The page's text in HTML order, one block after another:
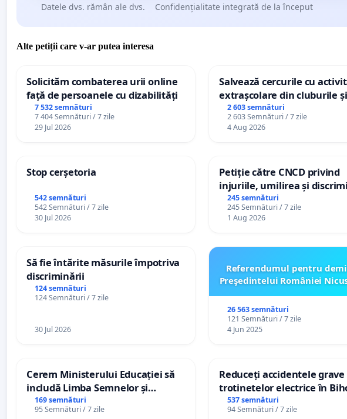
Datele dvs. rămân ale dvs. Confidențialitate integrată de la început
Alte petiții care v-ar putea interesa
Solicităm combaterea urii online
față de persoanele cu dizabilități
7 532 semnături
7 404 Semnături / 7 zile
29 Jul 2026
Salvează cercurile cu
extrașcolare din cluburile și
palatele copiilor
2 603 semnături
2 603 Semnături / 7 zile
4 Aug 2026
Stop cerșetoria
542 semnături
542 Semnături / 7 zile
30 Jul 2026
Petiție către CNCD privind
injuriile, umilirea și
persoanelor cu dizabilități de
către utilizatorul TikTok
245 semnături
245 Semnături / 7 zile
1 Aug 2026
Să fie întărite măsurile împotriva
discriminării
124 semnături
124 Semnături / 7 zile
30 Jul 2026
Referendumul pentru
Preşedintelui României
26 563 semnături
121 Semnături / 7 zile
4 Jun 2025
Cerem Ministerului Educației să
includă Limba Semnelor și
alfabetul Braille în școlile din
Republica Moldova!
169 semnături
95 Semnături / 7 zile
Reduceți accidentele grave
trotinetelor electrice în
537 semnături
94 Semnături / 7 zile